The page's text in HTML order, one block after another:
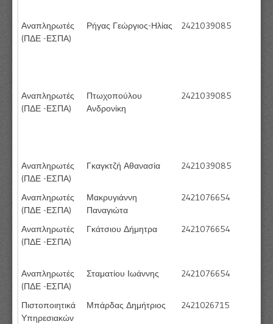
Αναπληρωτές
(ΠΔΕ -ΕΣΠΑ)
Ρήγας Γεώργιος-Ηλίας 2421039085
Αναπληρωτές
(ΠΔΕ -ΕΣΠΑ)
Πτωχοπούλου
Ανδρονίκη
2421039085
Αναπληρωτές
(ΠΔΕ -ΕΣΠΑ)
Γκαγκτζή Αθανασία 2421039085
Αναπληρωτές
(ΠΔΕ -ΕΣΠΑ)
Μακρυγιάννη
Παναγιώτα
2421076654
Αναπληρωτές
(ΠΔΕ -ΕΣΠΑ)
Γκάτσιου Δήμητρα 2421076654
Αναπληρωτές
(ΠΔΕ -ΕΣΠΑ)
Σταματίου Ιωάννης 2421076654
Πιστοποιητικά
Υπηρεσιακών
Μπάρδας Δημήτριος 2421026715